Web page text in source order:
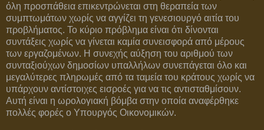
όλη προσπάθεια επικεντρώνεται στη θεραπεία των
συμπτωμάτων χωρίς να αγγίζει τη γενεσιουργό αιτία του
προβλήματος. Το κύριο πρόβλημα είναι ότι δίνονται
συντάξεις χωρίς να γίνεται καμία συνεισφορά από μέρους
των εργαζομένων. Η συνεχής αύξηση του αριθμού των
συνταξιούχων δημοσίων υπαλλήλων συνεπάγεται όλο και
μεγαλύτερες πληρωμές από τα ταμεία του κράτους χωρίς να
υπάρχουν αντίστοιχες εισροές για να τις αντισταθμίσουν.
Αυτή είναι η ωρολογιακή βόμβα στην οποία αναφέρθηκε
πολλές φορές ο Υπουργός Οικονομικών.